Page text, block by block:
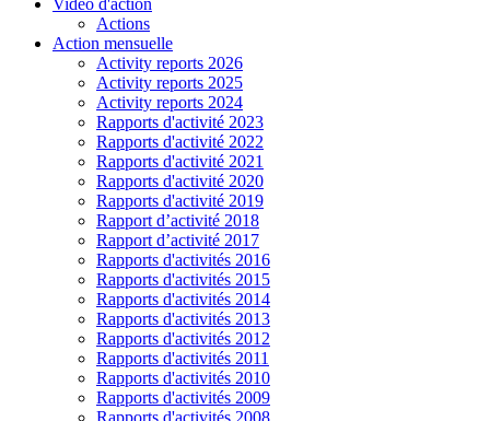
Actions
Action mensuelle
Activity reports 2026
Activity reports 2025
Activity reports 2024
Rapports d'activité 2023
Rapports d'activité 2022
Rapports d'activité 2021
Rapports d'activité 2020
Rapports d'activité 2019
Rapport d’activité 2018
Rapport d’activité 2017
Rapports d'activités 2016
Rapports d'activités 2015
Rapports d'activités 2014
Rapports d'activités 2013
Rapports d'activités 2012
Rapports d'activités 2011
Rapports d'activités 2010
Rapports d'activités 2009
Rapports d'activités 2008